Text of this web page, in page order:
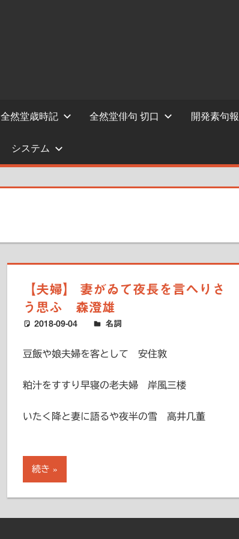
全然堂歳時記 全然堂俳句 切口 開発素句報
システム
【夫婦】 妻がゐて夜長を言へりさ
う思ふ 森澄雄
2018-09-04 ハードエッジ
名詞
豆飯や娘夫婦を客として 安住敦
粕汁をすすり早寝の老夫婦 岸風三楼
いたく降と妻に語るや夜半の雪 高井几董
続き